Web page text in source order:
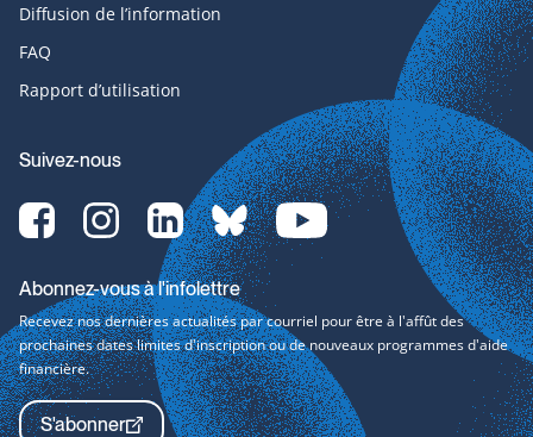
Diffusion de l’information
FAQ
Rapport d’utilisation
Suivez-nous
Facebook-
svg
Instagram-
svg
LinkedIn-
svg
bluesky-
svg
YouTube-
svg
Abonnez-vous à l'infolettre
Recevez nos dernières actualités par courriel pour être à l'affût des
prochaines dates limites d'inscription ou de nouveaux programmes d'aide
financière.
S'abonner